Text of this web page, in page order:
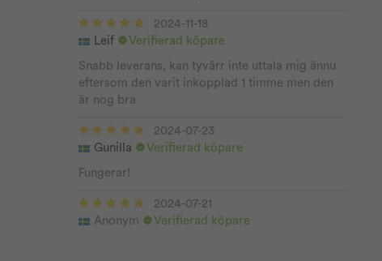
2024-11-18
Leif
Verifierad köpare
Snabb leverans, kan tyvärr inte uttala mig ännu
eftersom den varit inkopplad 1 timme men den
är nog bra
2024-07-23
Gunilla
Verifierad köpare
Fungerar!
2024-07-21
Anonym
Verifierad köpare